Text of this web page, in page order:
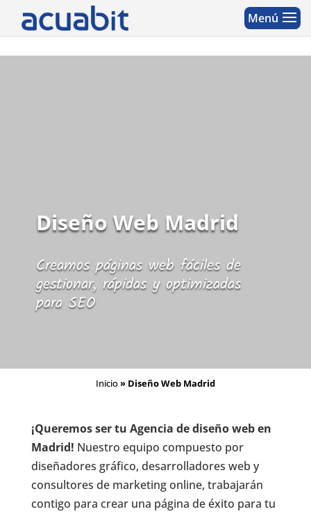
Diseño Web Madrid
Creamos páginas web fáciles de
gestionar, rápidas y optimizadas
para SEO
Inicio» Diseño Web Madrid
¡Queremos ser tu Agencia de diseño web en
Madrid! Nuestro equipo compuesto por
diseñadores gráfico, desarrolladores web y
consultores de marketing online, trabajarán
contigo para crear una página de éxito para tu